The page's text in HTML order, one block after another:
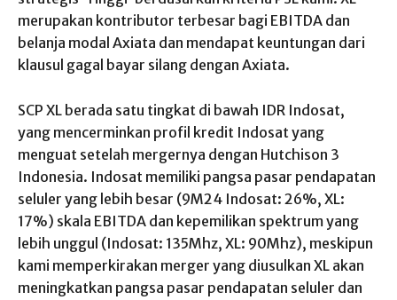
merupakan kontributor terbesar bagi EBITDA dan
belanja modal Axiata dan mendapat keuntungan dari
klausul gagal bayar silang dengan Axiata.
SCP XL berada satu tingkat di bawah IDR Indosat,
yang mencerminkan profil kredit Indosat yang
menguat setelah mergernya dengan Hutchison 3
Indonesia. Indosat memiliki pangsa pasar pendapatan
seluler yang lebih besar (9M24 Indosat: 26%, XL:
17%) skala EBITDA dan kepemilikan spektrum yang
lebih unggul (Indosat: 135Mhz, XL: 90Mhz), meskipun
kami memperkirakan merger yang diusulkan XL akan
meningkatkan pangsa pasar pendapatan seluler dan